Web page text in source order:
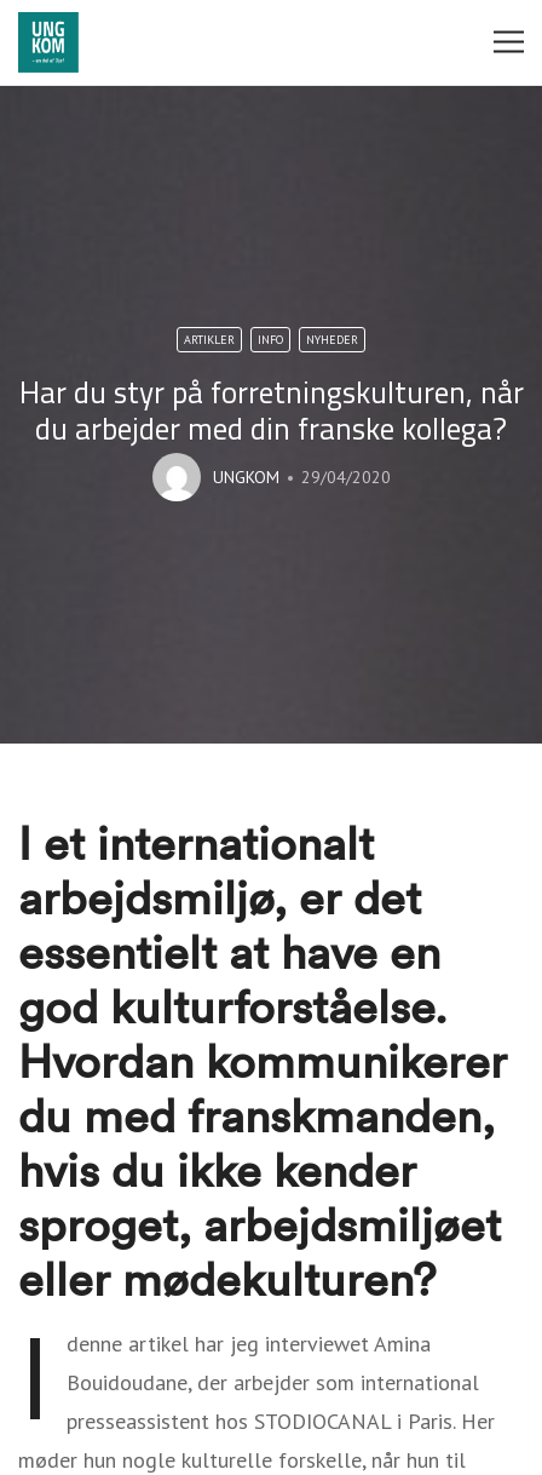
ARTIKLER INFO NYHEDER
Har du styr på forretningskulturen, når
du arbejder med din franske kollega?
UNGKOM 29/04/2020
I et internationalt
arbejdsmiljø, er det
essentielt at have en
god kulturforståelse.
Hvordan kommunikerer
du med franskmanden,
hvis du ikke kender
sproget, arbejdsmiljøet
eller mødekulturen?
I
denne artikel har jeg interviewet Amina
Bouidoudane, der arbejder som international
presseassistent hos STODIOCANAL i Paris. Her
møder hun nogle kulturelle forskelle, når hun til